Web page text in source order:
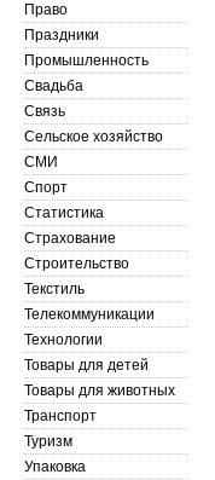
Право
Праздники
Промышленность
Свадьба
Связь
Сельское хозяйство
СМИ
Спорт
Статистика
Страхование
Строительство
Текстиль
Телекоммуникации
Технологии
Товары для детей
Товары для животных
Транспорт
Туризм
Упаковка